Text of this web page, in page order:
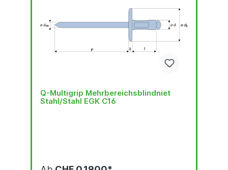
Q-Multigrip Mehrbereichsblindniet
Stahl/Stahl EGK C16